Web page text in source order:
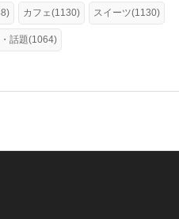
カフェ(1130) スイーツ(1130)
話題(1064)